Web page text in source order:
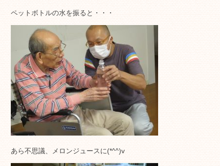
ペットボトルの水を振ると・・・
あら不思議、メロンジュースに(*^^)v